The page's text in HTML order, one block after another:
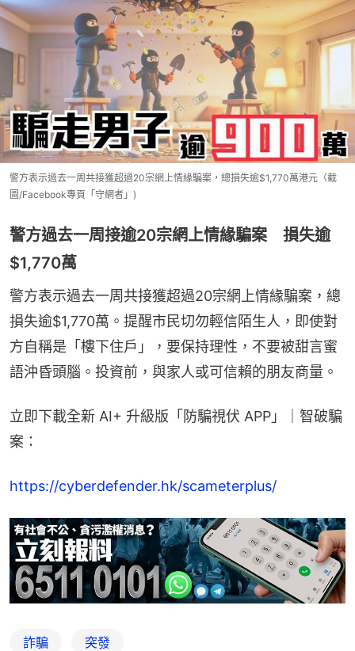
警方表示過去一周共接獲超過20宗網上情緣騙案，總損失逾$1,770萬港元（截
圖/Facebook專頁「守網者」)
警方過去一周接逾20宗網上情緣騙案 損失逾
$1,770萬
警方表示過去一周共接獲超過20宗網上情緣騙案，總
損失逾$1,770萬。提醒市民切勿輕信陌生人，即使對
方自稱是「樓下住戶」，要保持理性，不要被甜言蜜
語沖昏頭腦。投資前，與家人或可信賴的朋友商量。
立即下載全新 AI+ 升級版「防騙視伏 APP」｜智破騙
案：
https://cyberdefender.hk/scameterplus/
詐騙 突發